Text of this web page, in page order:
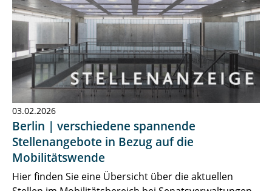
03.02.2026
Berlin | verschiedene spannende
Stellenangebote in Bezug auf die
Mobilitätswende
Hier finden Sie eine Übersicht über die aktuellen